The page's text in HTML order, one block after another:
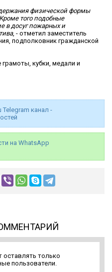
физической формы
того подобные
в досуг пожарных и
, - отметил заместитель
подполковник гражданской
кубки, медали и
канал -
на WhatsApp
оставлять только
пользователи.